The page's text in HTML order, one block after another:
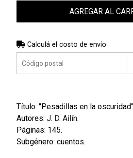
AGREGAR AL
Calculá el costo de envío
Título: "Pesadillas en la oscuridad"
Autores: J. D. Ailín.
Páginas: 145.
Subgénero: cuentos.